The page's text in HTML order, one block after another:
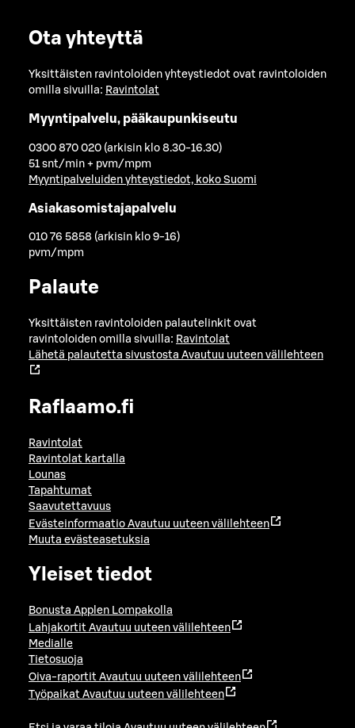
Ota yhteyttä
Yksittäisten ravintoloiden yhteystiedot ovat ravintoloiden
omilla sivuilla: Ravintolat
Myyntipalvelu, pääkaupunkiseutu
0300 870 020 (arkisin klo 8.30-16.30)
51 snt/min + pvm/mpm
Myyntipalveluiden yhteystiedot, koko Suomi
Asiakasomistajapalvelu
010 76 5858 (arkisin klo 9-16)
pvm/mpm
Palaute
Yksittäisten ravintoloiden palautelinkit ovat
ravintoloiden omilla sivuilla: Ravintolat
Lähetä palautetta sivustosta Avautuu uuteen välilehteen
Raflaamo.fi
Ravintolat
Ravintolat kartalla
Lounas
Tapahtumat
Saavutettavuus
Evästeinformaatio Avautuu uuteen välilehteen
Muuta evästeasetuksia
Yleiset tiedot
Bonusta Applen Lompakolla
Lahjakortit Avautuu uuteen välilehteen
Medialle
Tietosuoja
Oiva-raportit Avautuu uuteen välilehteen
Työpaikat Avautuu uuteen välilehteen